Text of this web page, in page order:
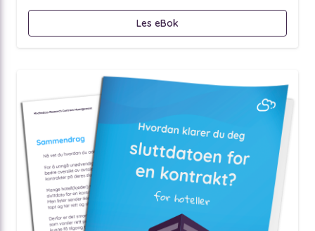
Les eBok